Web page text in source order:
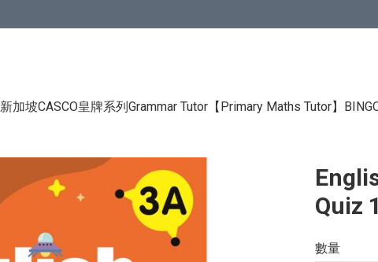
新加坡CASCO皇牌系列Grammar Tutor 【Primary Maths Tutor】
Quiz
數量